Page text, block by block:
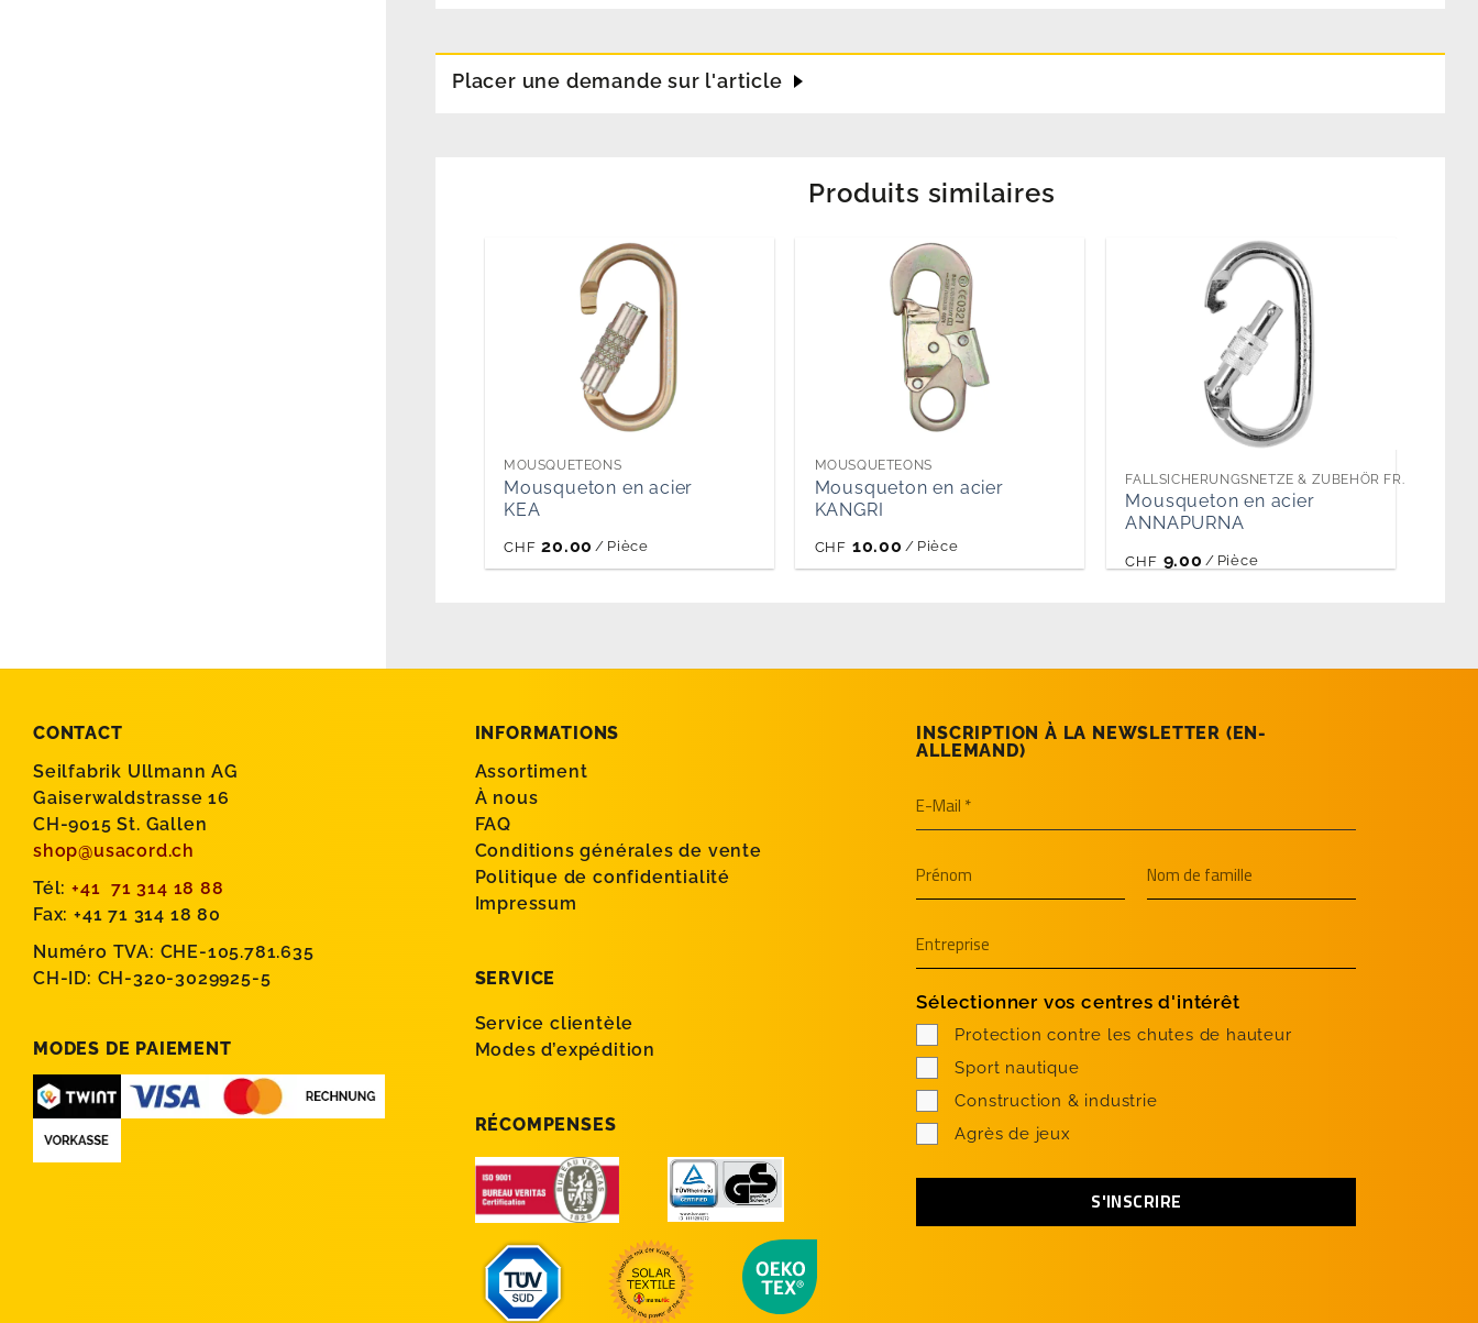
Placer une demande sur l'article
Produits similaires
MOUSQUETEONS
Mousqueton en acier
KEA
CHF 20.00 / Pièce
MOUSQUETEONS
Mousqueton en acier
KANGRI
CHF 10.00 / Pièce
FALLSICHERUNGSNETZE & ZUBEHÖR FR.
Mousqueton en acier
ANNAPURNA
CHF 9.00 / Pièce
CONTACT
Seilfabrik Ullmann AG
Gaiserwaldstrasse 16
CH-9015 St. Gallen
shop@usacord.ch
Tél: +41 71 314 18 88
Fax: +41 71 314 18 80
Numéro TVA: CHE-105.781.635
CH-ID: CH-320-3029925-5
MODES DE PAIEMENT
INFORMATIONS
Assortiment
À nous
FAQ
Conditions générales de vente
Politique de confidentialité
Impressum
SERVICE
Service clientèle
Modes d’expédition
RÉCOMPENSES
INSCRIPTION À LA NEWSLETTER (EN­
ALLEMAND)
Sélectionner vos centres d'intérêt
Protection contre les chutes de hauteur
Sport nautique
Construction & industrie
Agrès de jeux